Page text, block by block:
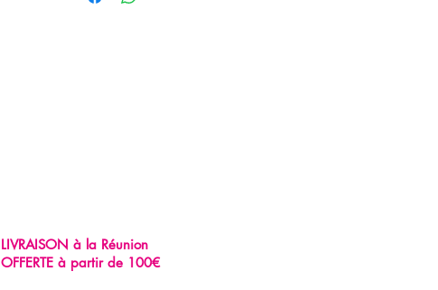
LIVRAISON à la Réunion
OFFERTE à partir de 100€